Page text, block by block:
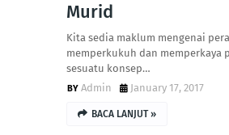
Murid
Kita sedia maklum mengenai
memperkukuh dan memperkaya
sesuatu konsep…
Admin
January 17, 2017
BACA LANJUT »